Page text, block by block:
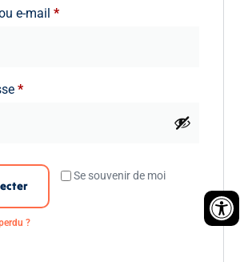
e-mail *
*
Se souvenir de moi
?